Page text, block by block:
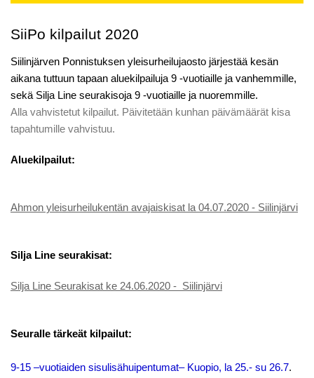
SiiPo kilpailut 2020
Siilinjärven Ponnistuksen yleisurheilujaosto järjestää kesän
aikana tuttuun tapaan aluekilpailuja 9 -vuotiaille ja vanhemmille,
sekä Silja Line seurakisoja 9 -vuotiaille ja nuoremmille.
Alla vahvistetut kilpailut. Päivitetään kunhan päivämäärät kisa
tapahtumille vahvistuu.
Aluekilpailut:
Ahmon yleisurheilukentän avajaiskisat la 04.07.2020 - Siilinjärvi
Silja Line seurakisat:
Silja Line Seurakisat ke 24.06.2020 - Siilinjärvi
Seuralle tärkeät kilpailut:
9-15 –vuotiaiden sisulisähuipentumat– Kuopio, la 25.- su 26.7.